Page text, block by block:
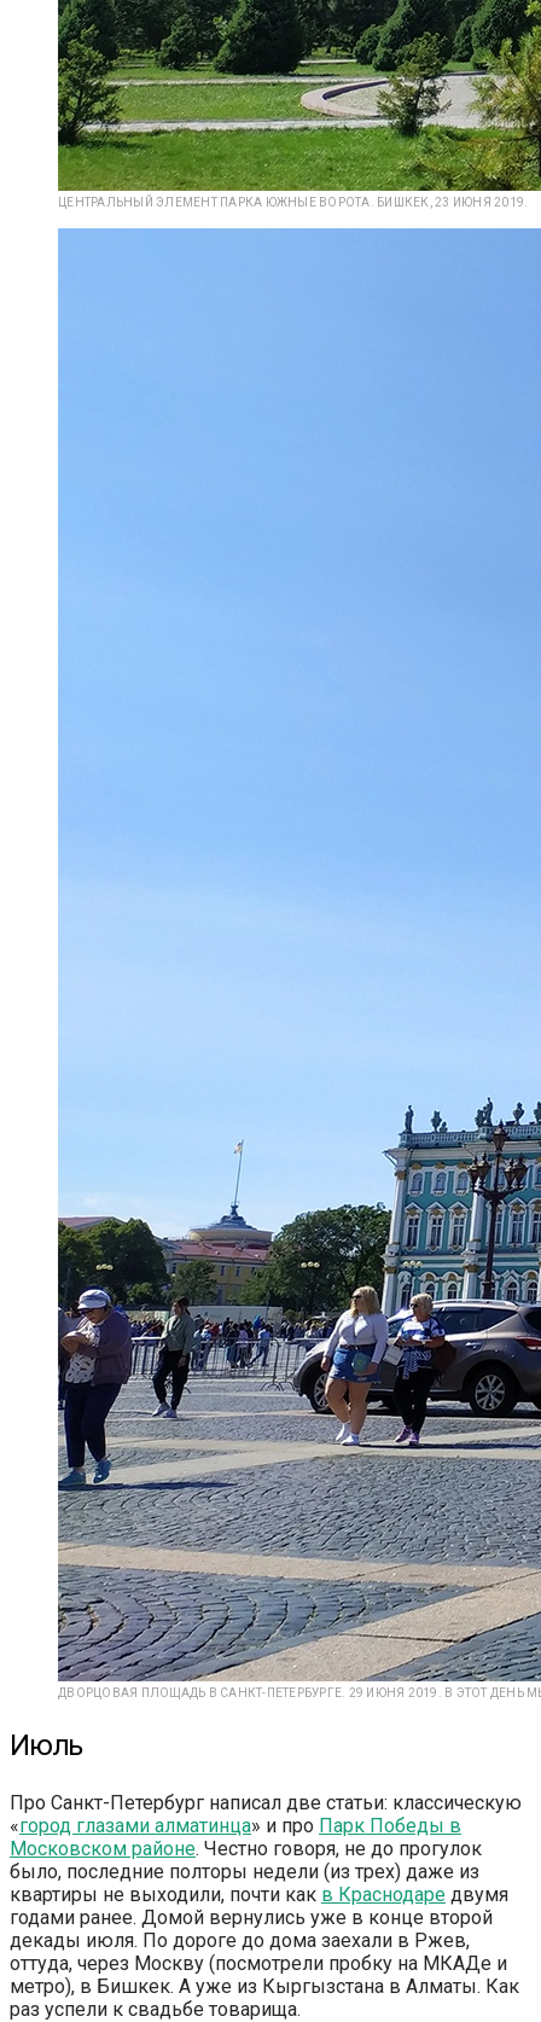
ЦЕНТРАЛЬНЫЙ ЭЛЕМЕНТ ПАРКА ЮЖНЫЕ ВОРОТА. БИШКЕК, 23 ИЮНЯ 2019.
ДВОРЦОВАЯ ПЛОЩАДЬ В САНКТ-ПЕТЕРБУРГЕ. 29 ИЮНЯ 2019. В ЭТОТ
Июль
Про Санкт-Петербург написал две статьи: классическую
«город глазами алматинца» и про Парк Победы в
Московском районе. Честно говоря, не до прогулок
было, последние полторы недели (из трех) даже из
квартиры не выходили, почти как в Краснодаре двумя
годами ранее. Домой вернулись уже в конце второй
декады июля. По дороге до дома заехали в Ржев,
оттуда, через Москву (посмотрели пробку на МКАДе и
метро), в Бишкек. А уже из Кыргызстана в Алматы. Как
раз успели к свадьбе товарища.